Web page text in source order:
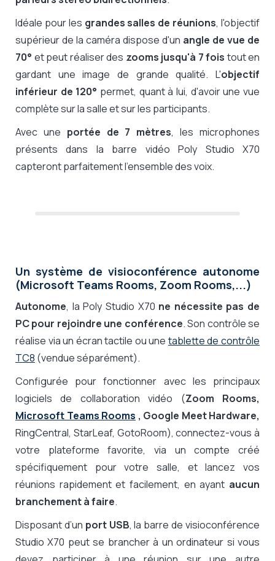
Idéale pour les grandes salles de réunions, l'objectif
supérieur de la caméra dispose d'un angle de vue de
70° et peut réaliser des zooms jusqu'à 7 fois tout en
gardant une image de grande qualité. L'objectif
inférieur de 120° permet, quant à lui, d'avoir une vue
complète sur la salle et sur les participants.
Avec une portée de 7 mètres, les microphones
présents dans la barre vidéo Poly Studio X70
capteront parfaitement l'ensemble des voix.
Un système de visioconférence autonome
(Microsoft Teams Rooms, Zoom Rooms,...)
Autonome, la Poly Studio X70 ne nécessite pas de
PC pour rejoindre une conférence. Son contrôle se
réalise via un écran tactile ou une tablette de contrôle
TC8 (vendue séparément).
Configurée pour fonctionner avec les principaux
logiciels de collaboration vidéo (Zoom Rooms,
Microsoft Teams Rooms , Google Meet Hardware,
RingCentral, StarLeaf, GotoRoom), connectez-vous à
votre plateforme favorite, via un compte créé
spécifiquement pour votre salle, et lancez vos
réunions rapidement et facilement, en ayant aucun
branchement à faire.
Disposant d’un port USB, la barre de visioconférence
Studio X70 peut se brancher à un ordinateur si vous